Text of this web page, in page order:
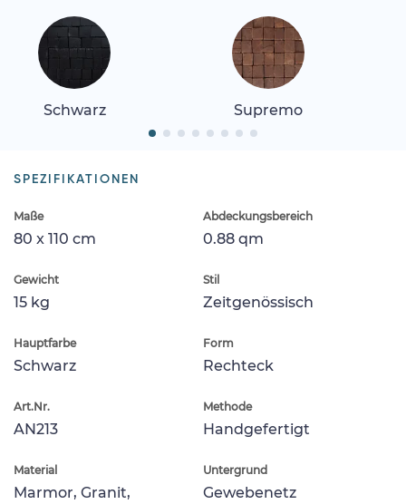
Schwarz Supremo
SPEZIFIKATIONEN
Maße
80 x 110 cm
Abdeckungsbereich
0.88 qm
Gewicht
15 kg
Stil
Zeitgenössisch
Hauptfarbe
Schwarz
Form
Rechteck
Art.Nr.
AN213
Methode
Handgefertigt
Material
Marmor, Granit,
Untergrund
Gewebenetz